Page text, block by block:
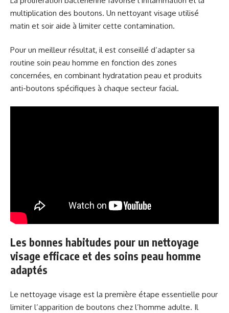
multiplication des boutons. Un nettoyant visage utilisé
matin et soir aide à limiter cette contamination.
Pour un meilleur résultat, il est conseillé d’adapter sa
routine soin peau homme en fonction des zones
concernées, en combinant hydratation peau et produits
anti-boutons spécifiques à chaque secteur facial.
Les bonnes habitudes pour un nettoyage
visage efficace et des soins peau homme
adaptés
Le nettoyage visage est la première étape essentielle pour
limiter l’apparition de boutons chez l’homme adulte. Il